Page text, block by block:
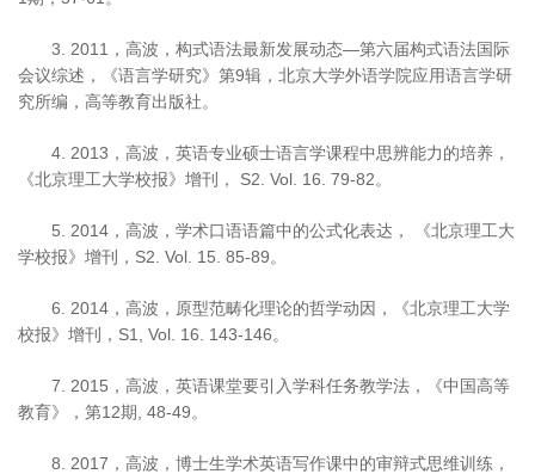
3. 2011，高波，构式语法最新发展动态—第六届构式语法国际
会议综述，《语言学研究》第9辑，北京大学外语学院应用语言学研
究所编，高等教育出版社。
4. 2013，高波，英语专业硕士语言学课程中思辨能力的培养，
《北京理工大学校报》增刊， S2. Vol. 16. 79-82。
5. 2014，高波，学术口语语篇中的公式化表达， 《北京理工大
学校报》增刊，S2. Vol. 15. 85-89。
6. 2014，高波，原型范畴化理论的哲学动因，《北京理工大学
校报》增刊，S1, Vol. 16. 143-146。
7. 2015，高波，英语课堂要引入学科任务教学法，《中国高等
教育》，第12期, 48-49。
8. 2017，高波，博士生学术英语写作课中的审辩式思维训练，